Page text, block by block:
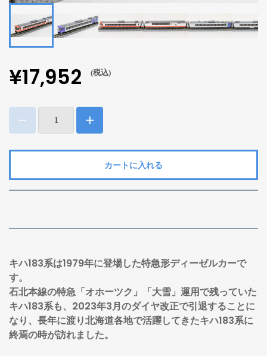
¥17,952 (税込)
カートに入れる
キハ183系は1979年に登場した特急形ディーゼルカーで
す。
石北本線の特急「オホーツク」「大雪」運用で残っていた
キハ183系も、2023年3月のダイヤ改正で引退することに
なり、長年に渡り北海道各地で活躍してきたキハ183系に
終焉の時が訪れました。